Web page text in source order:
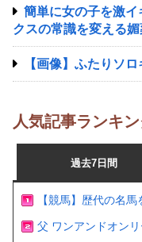
簡単に女の子を激
クスの常識を変える媚
【画像】ふたりソ
人気記事ランキ
過去7日間
【競馬】歴代の名
父 ワンアンドオン